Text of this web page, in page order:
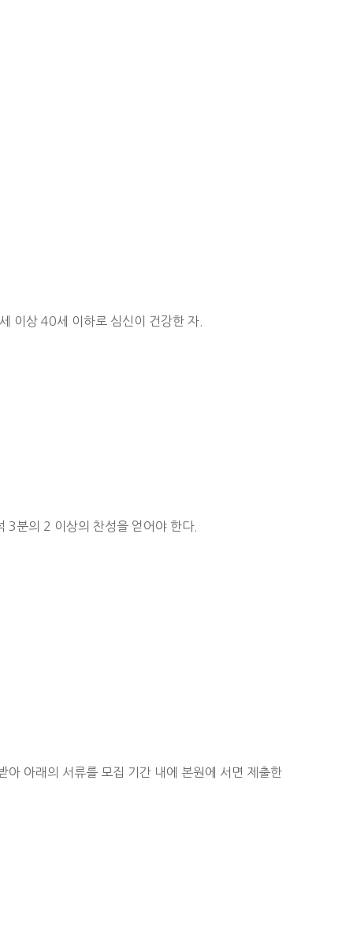
이상 40세 이하로 심신이 건강한 자.
3분의 2 이상의 찬성을 얻어야 한다.
아래의 서류를 모집 기간 내에 본원에 서면 제출한